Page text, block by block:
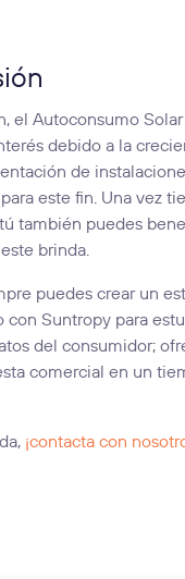
el Autoconsumo
debido a la
de
este fin. Una vez
también puedes
brinda.
puedes crear un
con Suntropy para
del consumidor;
comercial en un
¡contacta con